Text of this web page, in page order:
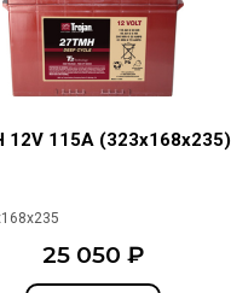
12V 115A (323х168х235)
25 050 ₽